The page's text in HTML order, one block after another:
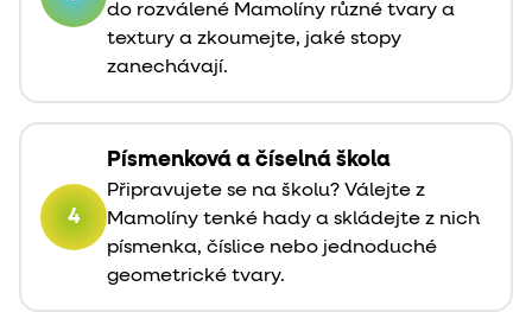
do rozválené Mamolíny různé tvary a
textury a zkoumejte, jaké stopy
zanechávají.
4
Písmenková a číselná škola
Připravujete se na školu? Válejte z
Mamolíny tenké hady a skládejte z nich
písmenka, číslice nebo jednoduché
geometrické tvary.